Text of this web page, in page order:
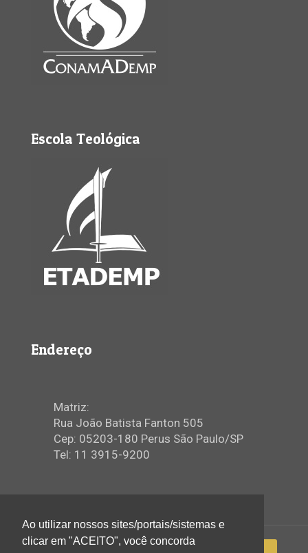
Escola Teológica
Endereço
Matriz:
Rua João Batista Fanton 505
Cep: 05203-180 Perus São Paulo/SP
Tel: 11 3915-9200
Ao utilizar nossos sites/portais/sistemas e
clicar em "ACEITO", você concorda